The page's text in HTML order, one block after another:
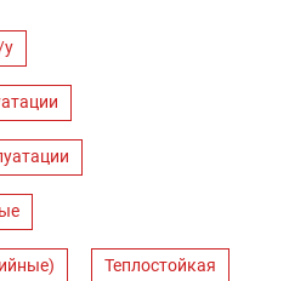
Теплостойкая